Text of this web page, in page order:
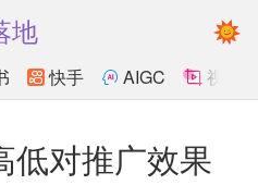
地
快手 AIGC 视频
低对推广效果